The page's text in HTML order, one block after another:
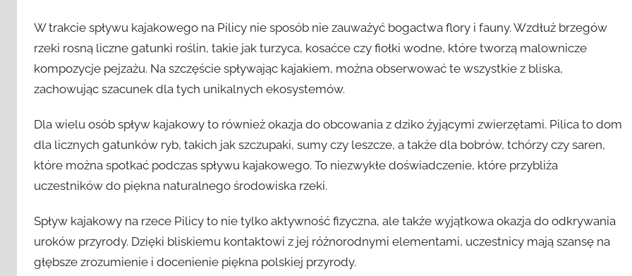
W trakcie spływu kajakowego na Pilicy nie sposób nie zauważyć bogactwa flory i fauny. Wzdłuż brzegów
rzeki rosną liczne gatunki roślin, takie jak turzyca, kosaćce czy fiołki wodne, które tworzą malownicze
kompozycje pejzażu. Na szczęście spływając kajakiem, można obserwować te wszystkie z bliska,
zachowując szacunek dla tych unikalnych ekosystemów.
Dla wielu osób spływ kajakowy to również okazja do obcowania z dziko żyjącymi zwierzętami. Pilica to dom
dla licznych gatunków ryb, takich jak szczupaki, sumy czy leszcze, a także dla bobrów, tchórzy czy saren,
które można spotkać podczas spływu kajakowego. To niezwykłe doświadczenie, które przybliża
uczestników do piękna naturalnego środowiska rzeki.
Spływ kajakowy na rzece Pilicy to nie tylko aktywność fizyczna, ale także wyjątkowa okazja do odkrywania
uroków przyrody. Dzięki bliskiemu kontaktowi z jej różnorodnymi elementami, uczestnicy mają szansę na
głębsze zrozumienie i docenienie piękna polskiej przyrody.